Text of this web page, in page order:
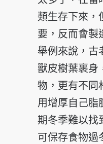
類生存下來，
要，反而會製
舉例來說，古
獸皮樹葉裹身
物，更有不同
用增厚自己脂
期冬季難以找
可保存食物過